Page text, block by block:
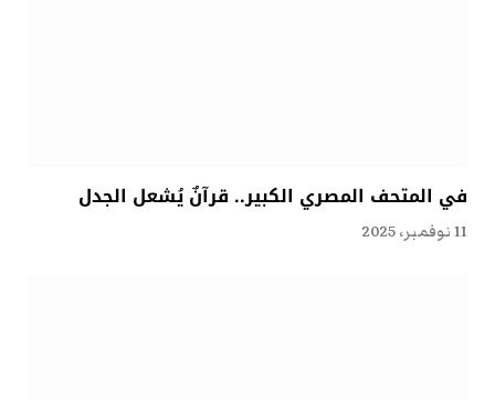
في المتحف المصري الكبير.. قرآنٌ يُشعل الجدل
11 نوفمبر، 2025